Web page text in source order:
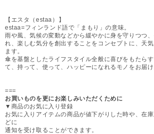
【エスタ（estaa）】
estaa=フィンランド語で「まもり」の意味。
雨や風、気候の変動などから緩やかに身を守りつつ
れ、楽しむ気分を創出することをコンセプトに、天
ます。
傘を基盤としたライフスタイル全般に喜びをもたら
て、持って、使って、ハッピーになれるモノをお届け
===
お買いものを更にお楽しみいただくために
▼商品のお気に入り登録
お気に入りアイテムの商品が値下がりした時や、在
どに
通知を受け取ることができます。